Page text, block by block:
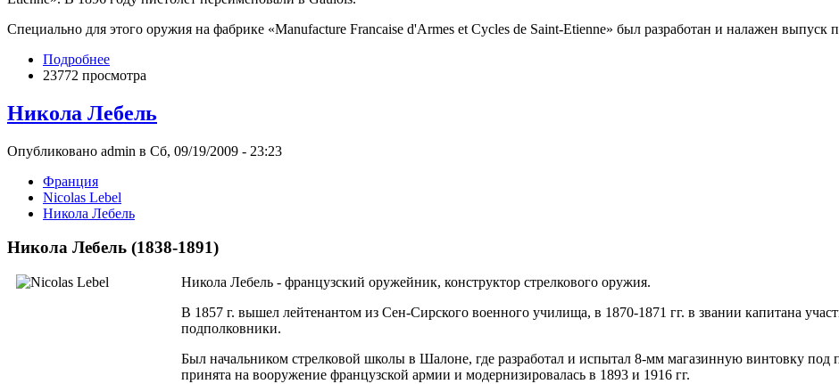
Специально для этого оружия на фабрике «Manufacture Francaise d'Armes et Cycles de Saint-Etienne» был разработан и налажен выпуск
Подробнее
23772 просмотра
Никола Лебель
Опубликовано admin в Сб, 09/19/2009 - 23:23
Франция
Nicolas Lebel
Никола Лебель
Никола Лебель (1838-1891)
Никола Лебель - французский оружейник, конструктор стрелкового оружия.
В 1857 г. вышел лейтенантом из Сен-Сирского военного училища, в 1870-1871 гг. в звании капитана
подполковники.
Был начальником стрелковой школы в Шалоне, где разработал и испытал 8-мм магазинную винтовку под
принята на вооружение французской армии и модернизировалась в 1893 и 1916 гг.